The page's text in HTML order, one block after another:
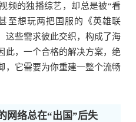
频的独播综艺，却总是被“看
至想玩两把国服的《英雄联
这些需求彼此交织，构成了海
此，一个合格的解决方案，绝
，它需要为你重建一整个流畅
网络总在“出国”后失